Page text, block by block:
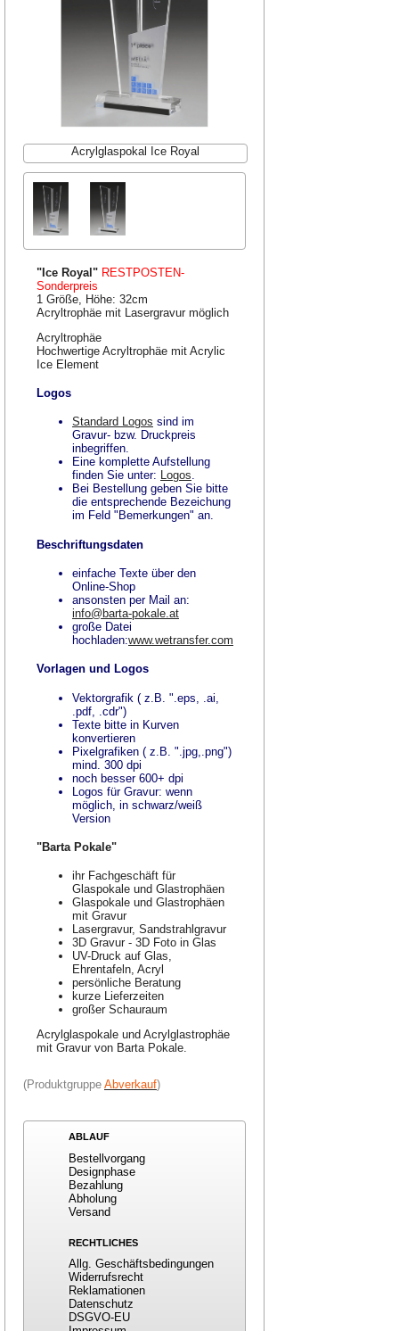
Acrylglaspokal Ice Royal
"Ice Royal" RESTPOSTEN-
Sonderpreis
1 Größe, Höhe: 32cm
Acryltrophäe mit Lasergravur möglich
Acryltrophäe
Hochwertige Acryltrophäe mit Acrylic
Ice Element
Logos
Standard Logos sind im
Gravur- bzw. Druckpreis
inbegriffen.
Eine komplette Aufstellung
finden Sie unter: Logos.
Bei Bestellung geben Sie bitte
die entsprechende Bezeichung
im Feld "Bemerkungen" an.
Beschriftungsdaten
einfache Texte über den
Online-Shop
ansonsten per Mail an:
info@barta-pokale.at
große Datei
hochladen:www.wetransfer.com
Vorlagen und Logos
Vektorgrafik ( z.B. ".eps, .ai,
.pdf, .cdr")
Texte bitte in Kurven
konvertieren
Pixelgrafiken ( z.B. ".jpg,.png")
mind. 300 dpi
noch besser 600+ dpi
Logos für Gravur: wenn
möglich, in schwarz/weiß
Version
"Barta Pokale"
ihr Fachgeschäft für
Glaspokale und Glastrophäen
Glaspokale und Glastrophäen
mit Gravur
Lasergravur, Sandstrahlgravur
3D Gravur - 3D Foto in Glas
UV-Druck auf Glas,
Ehrentafeln, Acryl
persönliche Beratung
kurze Lieferzeiten
großer Schauraum
Acrylglaspokale und Acrylglastrophäe
mit Gravur von Barta Pokale.
(Produktgruppe Abverkauf)
ABLAUF
Bestellvorgang
Designphase
Bezahlung
Abholung
Versand
RECHTLICHES
Allg. Geschäftsbedingungen
Widerrufsrecht
Reklamationen
Datenschutz
DSGVO-EU